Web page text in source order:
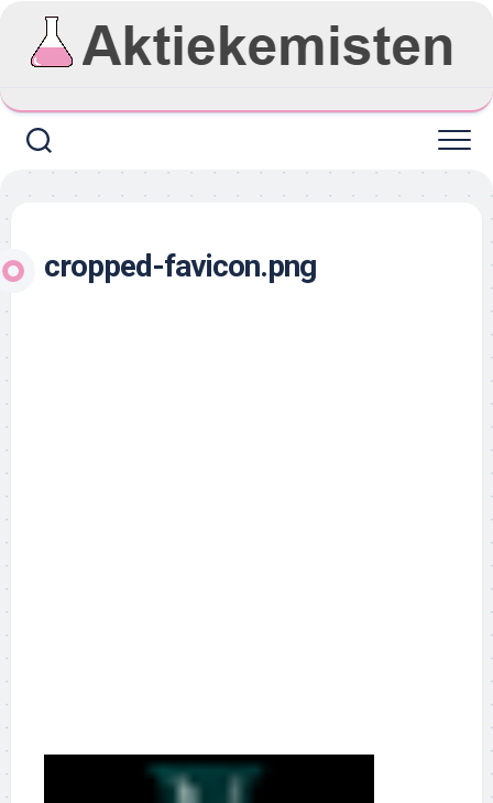
content
cropped-favicon.png